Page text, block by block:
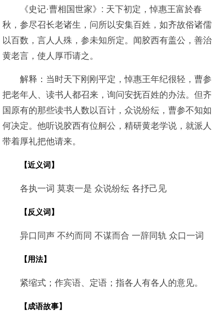
《史记·曹相国世家》: 天下初定，悼惠王富於春
秋，参尽召长老诸生，问所以安集百姓，如齐故俗诸儒
以百数，言人人殊，参未知所定。闻胶西有盖公，善治
黄老言，使人厚币请之。
解释：当时天下刚刚平定，悼惠王年纪很轻，曹参
把老年人、读书人都召来，询问安抚百姓的办法。但齐
国原有的那些读书人数以百计，众说纷纭，曹参不知如
何决定。他听说胶西有位舸公，精研黄老学说，就派人
带着厚礼把他请来。
【近义词】
各执一词 莫衷一是 众说纷纭 各抒己见
【反义词】
异口同声 不约而同 不谋而合 一辞同轨 众口一词
【用法】
紧缩式；作宾语、定语；指各人有各人的意见。
【成语故事】